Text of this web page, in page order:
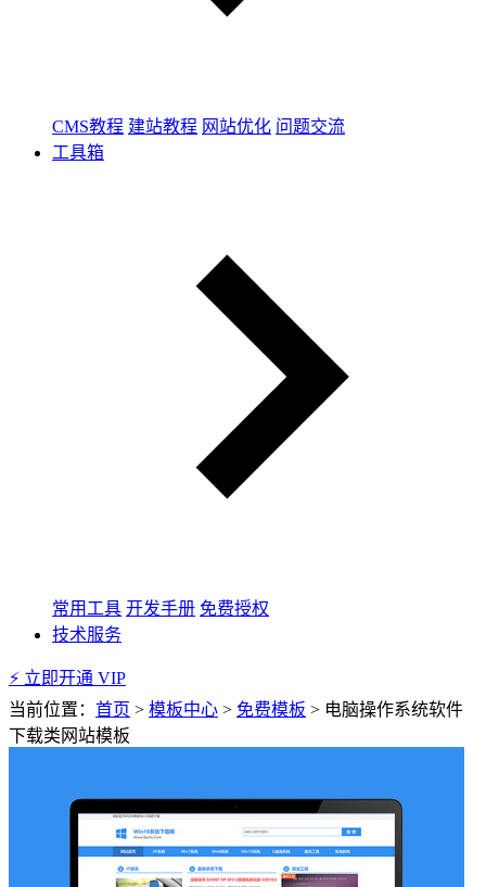
CMS教程 建站教程 网站优化 问题交流
工具箱
常用工具 开发手册 免费授权
技术服务
⚡ 立即开通 VIP
当前位置： 首页 > 模板中心 > 免费模板 > 电脑操作系统软件
下载类网站模板